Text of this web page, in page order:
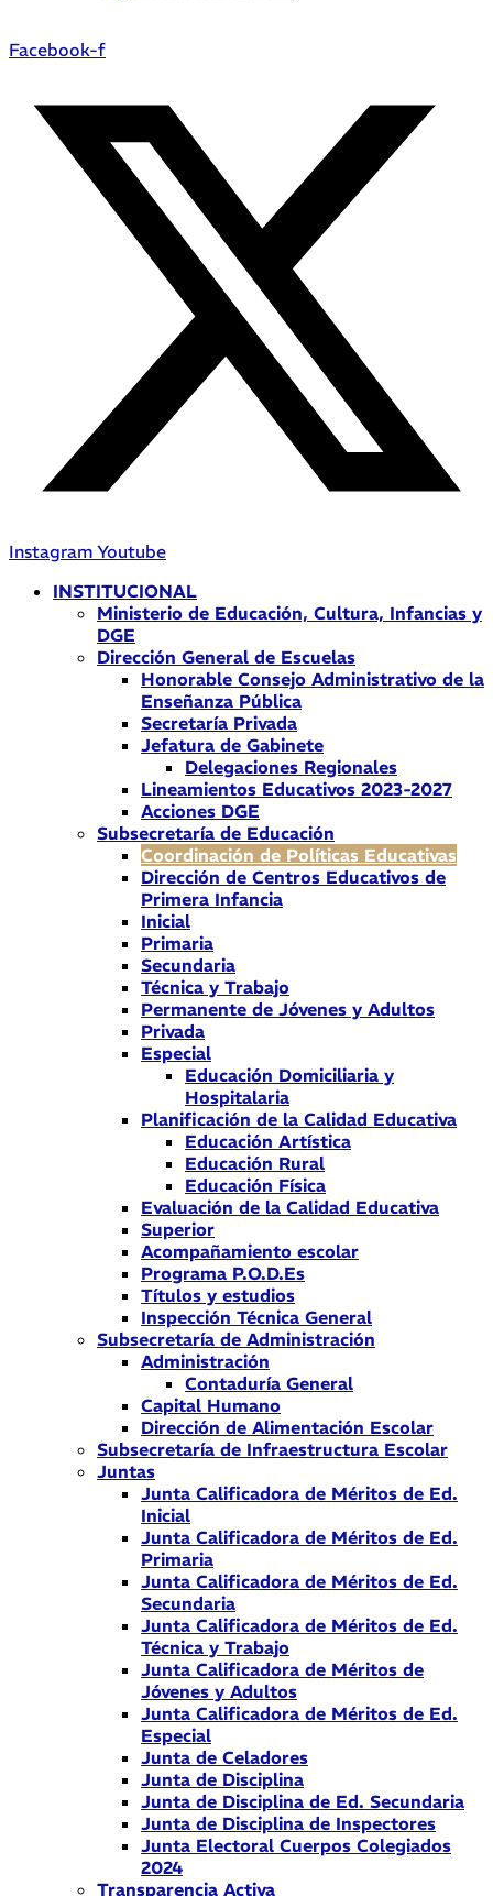
Facebook-f
Instagram Youtube
INSTITUCIONAL
Ministerio de Educación, Cultura, Infancias y
DGE
Dirección General de Escuelas
Honorable Consejo Administrativo de la
Enseñanza Pública
Secretaría Privada
Jefatura de Gabinete
Delegaciones Regionales
Lineamientos Educativos 2023-2027
Acciones DGE
Subsecretaría de Educación
Coordinación de Políticas Educativas
Dirección de Centros Educativos de
Primera Infancia
Inicial
Primaria
Secundaria
Técnica y Trabajo
Permanente de Jóvenes y Adultos
Privada
Especial
Educación Domiciliaria y
Hospitalaria
Planificación de la Calidad Educativa
Educación Artística
Educación Rural
Educación Física
Evaluación de la Calidad Educativa
Superior
Acompañamiento escolar
Programa P.O.D.Es
Títulos y estudios
Inspección Técnica General
Subsecretaría de Administración
Administración
Contaduría General
Capital Humano
Dirección de Alimentación Escolar
Subsecretaría de Infraestructura Escolar
Juntas
Junta Calificadora de Méritos de Ed.
Inicial
Junta Calificadora de Méritos de Ed.
Primaria
Junta Calificadora de Méritos de Ed.
Secundaria
Junta Calificadora de Méritos de Ed.
Técnica y Trabajo
Junta Calificadora de Méritos de
Jóvenes y Adultos
Junta Calificadora de Méritos de Ed.
Especial
Junta de Celadores
Junta de Disciplina
Junta de Disciplina de Ed. Secundaria
Junta de Disciplina de Inspectores
Junta Electoral Cuerpos Colegiados
2024
Transparencia Activa